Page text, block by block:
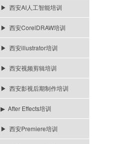
▶ 西安AI人工智能培训
▶ 西安CorelDRAW培训
▶ 西安illustrator培训
▶ 西安视频剪辑培训
▶ 西安影视后期制作培训
▶ After Effects培训
▶ 西安Premiere培训